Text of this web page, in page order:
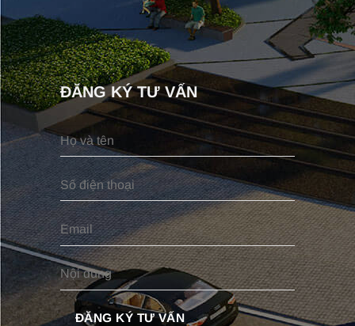
ĐĂNG KÝ TƯ VẤN